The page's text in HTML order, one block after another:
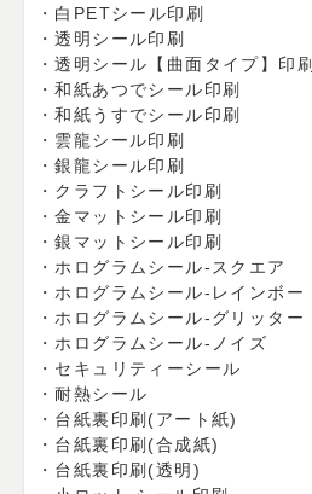
白PETシール印刷
透明シール印刷
透明シール【曲面タイプ】印刷
和紙あつでシール印刷
和紙うすでシール印刷
雲龍シール印刷
銀龍シール印刷
クラフトシール印刷
金マットシール印刷
銀マットシール印刷
ホログラムシール-スクエア
ホログラムシール-レインボー
ホログラムシール-グリッター
ホログラムシール-ノイズ
セキュリティーシール
耐熱シール
台紙裏印刷(アート紙)
台紙裏印刷(合成紙)
台紙裏印刷(透明)